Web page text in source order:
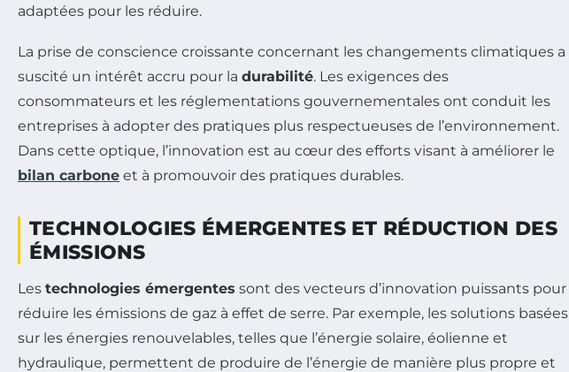
adaptées pour les réduire.
La prise de conscience croissante concernant les changements climatiques a
suscité un intérêt accru pour la durabilité. Les exigences des
consommateurs et les réglementations gouvernementales ont conduit les
entreprises à adopter des pratiques plus respectueuses de l’environnement.
Dans cette optique, l’innovation est au cœur des efforts visant à améliorer le
bilan carbone et à promouvoir des pratiques durables.
TECHNOLOGIES ÉMERGENTES ET RÉDUCTION DES
ÉMISSIONS
Les technologies émergentes sont des vecteurs d’innovation puissants pour
réduire les émissions de gaz à effet de serre. Par exemple, les solutions basées
sur les énergies renouvelables, telles que l’énergie solaire, éolienne et
hydraulique, permettent de produire de l’énergie de manière plus propre et